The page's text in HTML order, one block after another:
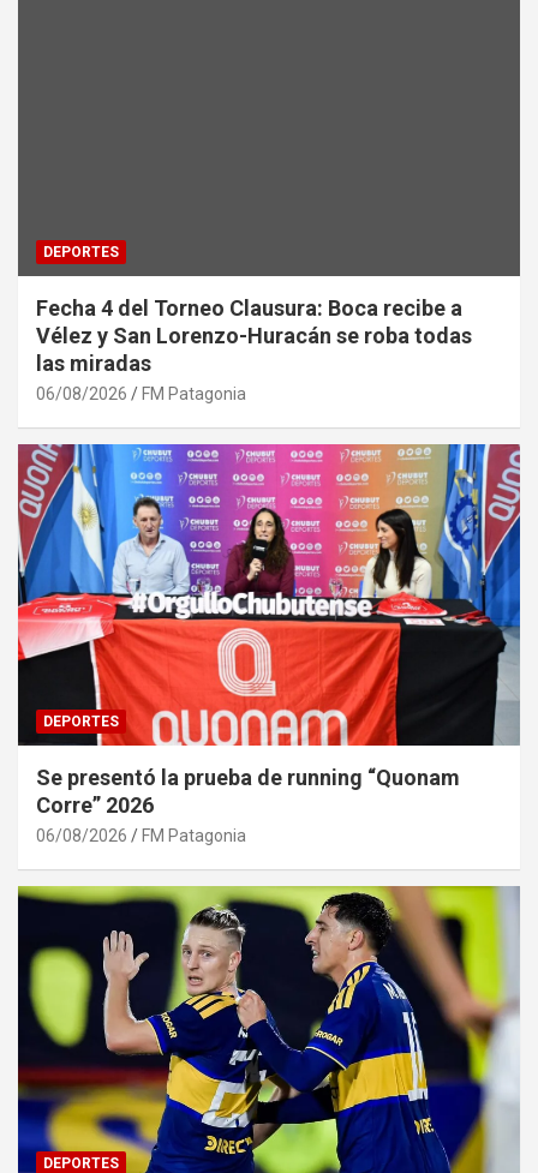
DEPORTES
Fecha 4 del Torneo Clausura: Boca recibe a
Vélez y San Lorenzo-Huracán se roba todas
las miradas
06/08/2026 FM Patagonia
DEPORTES
Se presentó la prueba de running “Quonam
Corre” 2026
06/08/2026 FM Patagonia
DEPORTES